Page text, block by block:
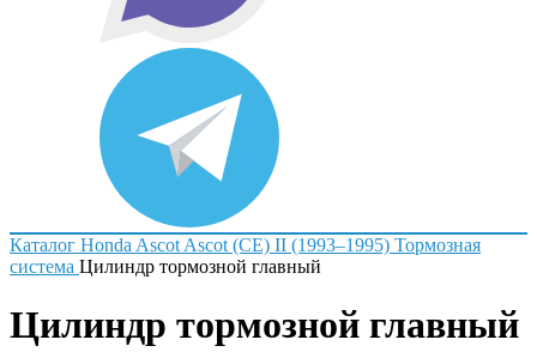
Каталог Honda Ascot Ascot (CE) II (1993–1995) Тормозная
система Цилиндр тормозной главный
Цилиндр тормозной главный